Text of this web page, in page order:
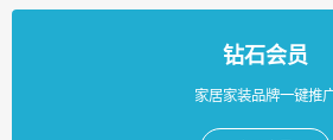
钻石会员
家居家装品牌一键推广